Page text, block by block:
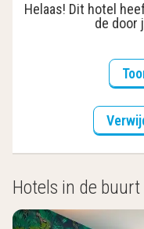
Helaas! Dit hotel
de door
Hotels in de buurt